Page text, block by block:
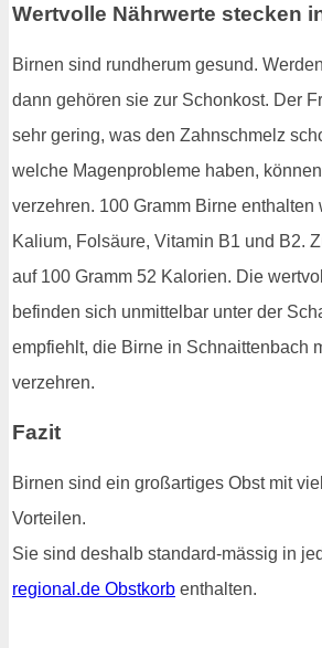
Wertvolle Nährwerte stecken
Birnen sind rundherum gesund.
dann gehören sie zur Schonkost. Der
sehr gering, was den Zahnschmelz
welche Magenprobleme haben,
verzehren. 100 Gramm Birne enthalten
Kalium, Folsäure, Vitamin B1 und B2.
auf 100 Gramm 52 Kalorien. Die
befinden sich unmittelbar unter der
empfiehlt, die Birne in Schnaittenbach
verzehren.
Fazit
Birnen sind ein großartiges Obst mit
Vorteilen.
Sie sind deshalb standard-mässig in
regional.de Obstkorb enthalten.